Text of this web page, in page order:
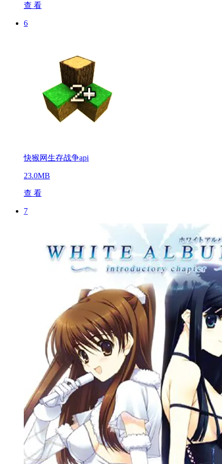
查 看
6
快猴网生存战争api
23.0MB
查 看
7